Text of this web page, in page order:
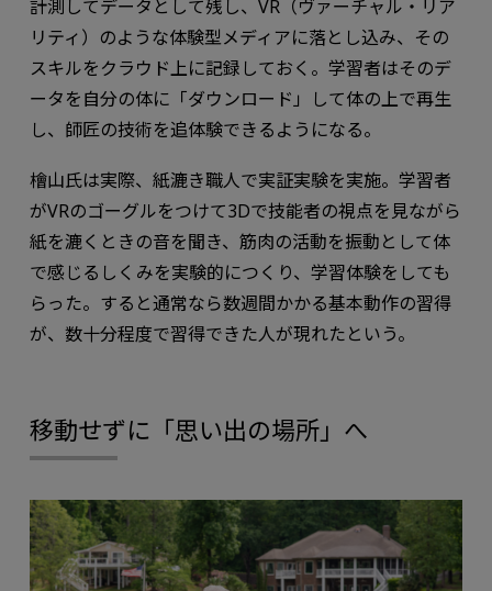
計測してデータとして残し、VR（ヴァーチャル・リア
リティ）のような体験型メディアに落とし込み、その
スキルをクラウド上に記録しておく。学習者はそのデ
ータを自分の体に「ダウンロード」して体の上で再生
し、師匠の技術を追体験できるようになる。
檜山氏は実際、紙漉き職人で実証実験を実施。学習者
がVRのゴーグルをつけて3Dで技能者の視点を見ながら
紙を漉くときの音を聞き、筋肉の活動を振動として体
で感じるしくみを実験的につくり、学習体験をしても
らった。すると通常なら数週間かかる基本動作の習得
が、数十分程度で習得できた人が現れたという。
移動せずに「思い出の場所」へ